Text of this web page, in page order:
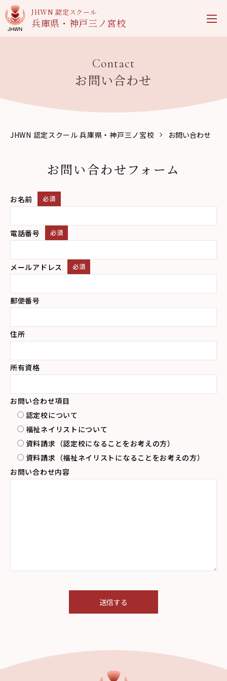
JHWN 認定スクール
兵庫県・神戸三ノ宮校
Contact
お問い合わせ
JHWN 認定スクール 兵庫県・神戸三ノ宮校 お問い合わせ
お問い合わせフォーム
お名前 必須
電話番号 必須
メールアドレス 必須
郵便番号
住所
所有資格
お問い合わせ項目
認定校について
福祉ネイリストについて
資料請求（認定校になることをお考えの方）
資料請求（福祉ネイリストになることをお考えの方）
お問い合わせ内容